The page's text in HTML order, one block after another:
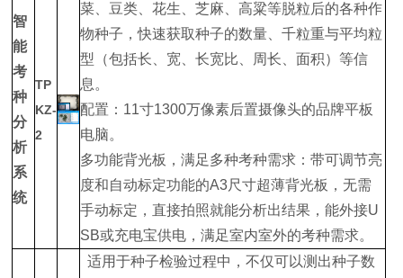
智
能
考
种
分
析
系
统
TP
KZ-
2
菜、豆类、花生、芝麻、高粱等脱粒后的各种作
物种子，快速获取种子的数量、千粒重与平均粒
型（包括长、宽、长宽比、周长、面积）等信
息。
配置：11寸1300万像素后置摄像头的品牌平板
电脑。
多功能背光板，满足多种考种需求：带可调节亮
度和自动标定功能的A3尺寸超薄背光板，无需
手动标定，直接拍照就能分析出结果，能外接U
SB或充电宝供电，满足室内室外的考种需求。
适用于种子检验过程中，不仅可以测出种子数